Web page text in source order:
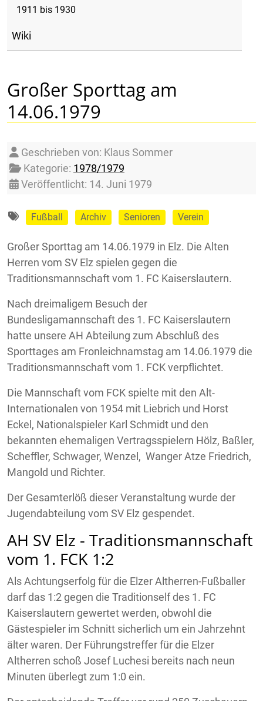
1911 bis 1930
Wiki
Großer Sporttag am
14.06.1979
Details
Geschrieben von: Klaus Sommer
Kategorie: 1978/1979
Veröffentlicht: 14. Juni 1979
Fußball Archiv Senioren Verein
Großer Sporttag am 14.06.1979 in Elz. Die Alten
Herren vom SV Elz spielen gegen die
Traditionsmannschaft vom 1. FC Kaiserslautern.
Nach dreimaligem Besuch der
Bundesligamannschaft des 1. FC Kaiserslautern
hatte unsere AH Abteilung zum Abschluß des
Sporttages am Fronleichnamstag am 14.06.1979 die
Traditionsmannschaft vom 1. FCK verpflichtet.
Die Mannschaft vom FCK spielte mit den Alt-
Internationalen von 1954 mit Liebrich und Horst
Eckel, Nationalspieler Karl Schmidt und den
bekannten ehemaligen Vertragsspielern Hölz, Baßler,
Scheffler, Schwager, Wenzel, Wanger Atze Friedrich,
Mangold und Richter.
Der Gesamterlöß dieser Veranstaltung wurde der
Jugendabteilung vom SV Elz gespendet.
AH SV Elz - Traditionsmannschaft
vom 1. FCK 1:2
Als Achtungserfolg für die Elzer Altherren-Fußballer
darf das 1:2 gegen die Traditionself des 1. FC
Kaiserslautern gewertet werden, obwohl die
Gästespieler im Schnitt sicherlich um ein Jahrzehnt
älter waren. Der Führungstreffer für die Elzer
Altherren schoß Josef Luchesi bereits nach neun
Minuten überlegt zum 1:0 ein.